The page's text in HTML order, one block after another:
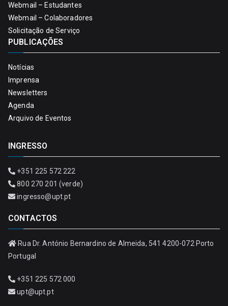
Webmail – Estudantes
Webmail – Colaboradores
Solicitação de Serviço
PUBLICAÇÕES
Notícias
Imprensa
Newsletters
Agenda
Arquivo de Eventos
INGRESSO
+351 225 572 222
800 270 201 (verde)
ingresso@upt.pt
CONTACTOS
Rua Dr. António Bernardino de Almeida, 541 4200-072 Porto
Portugal
+351 225 572 000
upt@upt.pt